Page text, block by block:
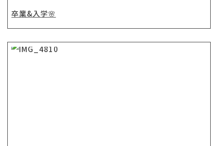
卒業&入学🌸